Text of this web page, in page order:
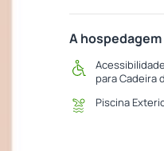
A
Acessibilidade
para Cadeira
Piscina